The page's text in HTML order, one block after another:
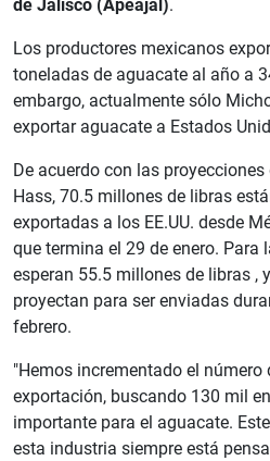
de Jalisco (Apeajal).
Los productores mexicanos
toneladas de aguacate al año a
embargo, actualmente sólo
exportar aguacate a Estados
De acuerdo con las
Hass, 70.5 millones de libras
exportadas a los EE.UU. desde
que termina el 29 de enero. Para
esperan 55.5 millones de libras ,
proyectan para ser enviadas
febrero.
"Hemos incrementado el número
exportación, buscando 130 mil
importante para el aguacate.
esta industria siempre está